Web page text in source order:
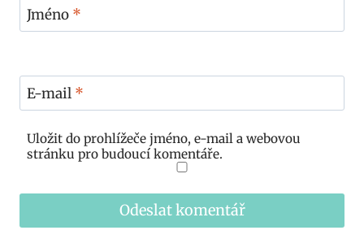
Jméno *
E-mail *
Uložit do prohlížeče jméno, e-mail a webovou
stránku pro budoucí komentáře.